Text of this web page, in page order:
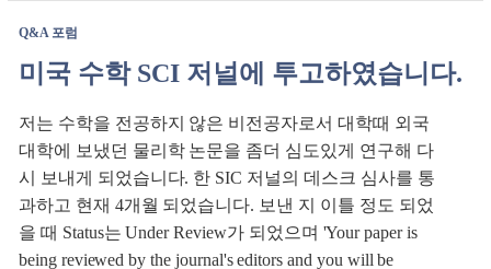
Q&A 포럼
미국 수학 SCI 저널에 투고하였습니다.
저는 수학을 전공하지 않은 비전공자로서 대학때 외국
대학에 보냈던 물리학 논문을 좀더 심도있게 연구해 다
시 보내게 되었습니다. 한 SIC 저널의 데스크 심사를 통
과하고 현재 4개월 되었습니다. 보낸 지 이틀 정도 되었
을 때 Status는 Under Review가 되었으며 'Your paper is
being reviewed by the journal's editors and you will be